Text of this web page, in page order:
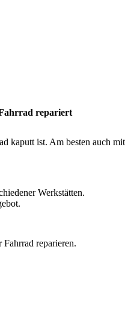
repariert
kaputt ist. Am besten auch mit
Werkstätten.
reparieren.